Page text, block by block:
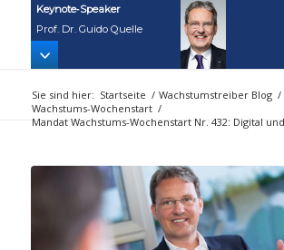
Keynote‑Speaker
Prof. Dr. Guido Quelle
Sie sind hier: Startseite / Wachstumstreiber Blog /
Wachstums-Wochenstart /
Mandat Wachstums-Wochenstart Nr. 432: Digital